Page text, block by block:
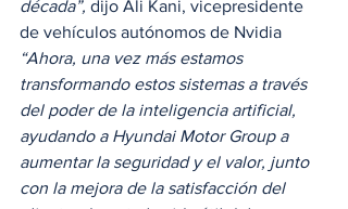
década”, dijo Ali Kani, vicepresidente
de vehículos autónomos de Nvidia
“Ahora, una vez más estamos
transformando estos sistemas a través
del poder de la inteligencia artificial,
ayudando a Hyundai Motor Group a
aumentar la seguridad y el valor, junto
con la mejora de la satisfacción del